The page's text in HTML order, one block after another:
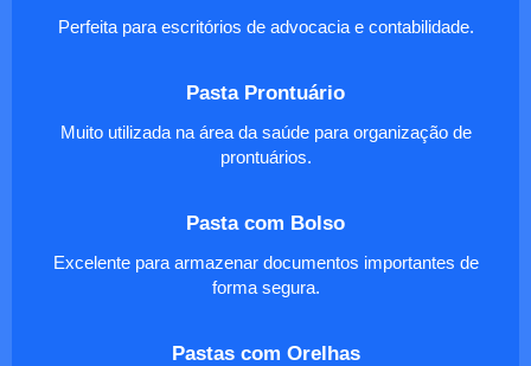
Perfeita para escritórios de advocacia e contabilidade.
Pasta Prontuário
Muito utilizada na área da saúde para organização de
prontuários.
Pasta com Bolso
Excelente para armazenar documentos importantes de
forma segura.
Pastas com Orelhas